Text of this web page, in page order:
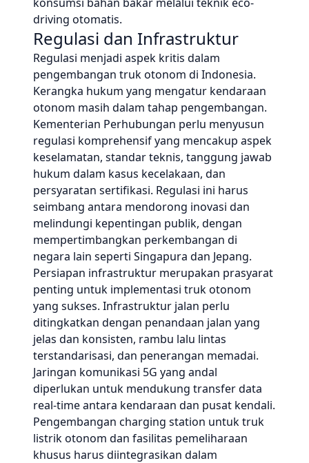
driving otomatis.
Regulasi dan Infrastruktur
Regulasi menjadi aspek kritis dalam
pengembangan truk otonom di Indonesia.
Kerangka hukum yang mengatur kendaraan
otonom masih dalam tahap pengembangan.
Kementerian Perhubungan perlu menyusun
regulasi komprehensif yang mencakup aspek
keselamatan, standar teknis, tanggung jawab
hukum dalam kasus kecelakaan, dan
persyaratan sertifikasi. Regulasi ini harus
seimbang antara mendorong inovasi dan
melindungi kepentingan publik, dengan
mempertimbangkan perkembangan di
negara lain seperti Singapura dan Jepang.
Persiapan infrastruktur merupakan prasyarat
penting untuk implementasi truk otonom
yang sukses. Infrastruktur jalan perlu
ditingkatkan dengan penandaan jalan yang
jelas dan konsisten, rambu lalu lintas
terstandarisasi, dan penerangan memadai.
Jaringan komunikasi 5G yang andal
diperlukan untuk mendukung transfer data
real-time antara kendaraan dan pusat kendali.
Pengembangan charging station untuk truk
listrik otonom dan fasilitas pemeliharaan
khusus harus diintegrasikan dalam